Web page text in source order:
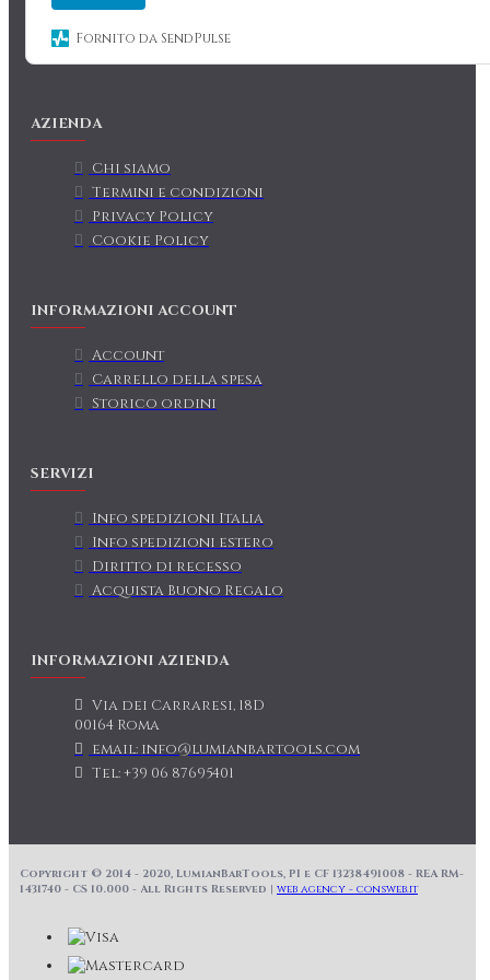
Fornito da SendPulse
AZIENDA
Chi siamo
Termini e condizioni
Privacy Policy
Cookie Policy
INFORMAZIONI ACCOUNT
Account
Carrello della spesa
Storico ordini
SERVIZI
Info spedizioni Italia
Info spedizioni estero
Diritto di recesso
Acquista Buono Regalo
INFORMAZIONI AZIENDA
Via dei Carraresi, 18D
00164 Roma
email: info@lumianbartools.com
Tel: +39 06 87695401
Copyright © 2014 - 2020, LumianBarTools, PI e CF 13238491008 - REA RM-
1431740 - CS 10.000 - All Rights Reserved | web agency - consweb.it